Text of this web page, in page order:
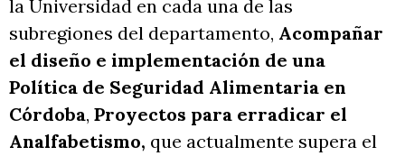
la Universidad en cada una de las
subregiones del departamento, Acompañar
el diseño e implementación de una
Política de Seguridad Alimentaria en
Córdoba, Proyectos para erradicar el
Analfabetismo, que actualmente supera el